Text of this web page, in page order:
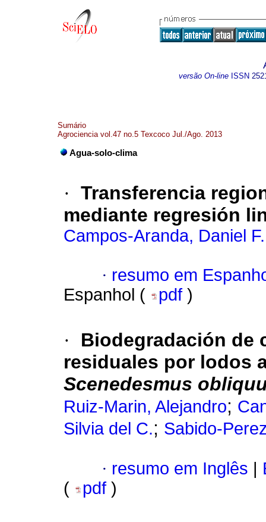
versão On-line ISSN
Sumário
Agrociencia vol.47 no.5 Texcoco Jul./Ago. 2013
Agua-solo-clima
· Transferencia
mediante regresión
Campos-Aranda, Daniel F.
· resumo em
Espanhol (
pdf )
·
Biodegradación de
residuales por lodos
Scenedesmus
Ruiz-Marin, Alejandro;
Silvia del C.; Sabido-
· resumo em Inglês
(
pdf )